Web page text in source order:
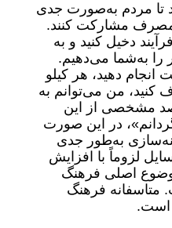
تا مردم به‌صورت جدی
مصرف مشارکت کنند.
دخیل کنید و به
را به‌شما می‌دهیم.
انجام دهید، هر کیلو
من می‌توانم به
مشخصی از این
در این صورت
به‌طور جدی
لزوماً با افزایش
اصلی فرهنگ
فرهنگ
است.